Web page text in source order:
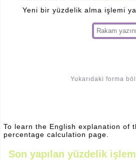
Yeni bir yüzdelik alma işlemi
Yukarıdaki forma
To learn the English explanation
percentage calculation page.
Son yapılan yüzdelik